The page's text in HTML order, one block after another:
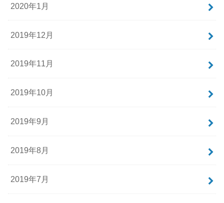
2020年1月
2019年12月
2019年11月
2019年10月
2019年9月
2019年8月
2019年7月